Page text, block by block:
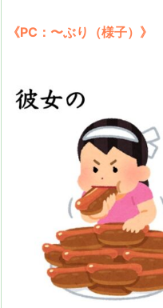
《PC：〜ぶり（様子）》